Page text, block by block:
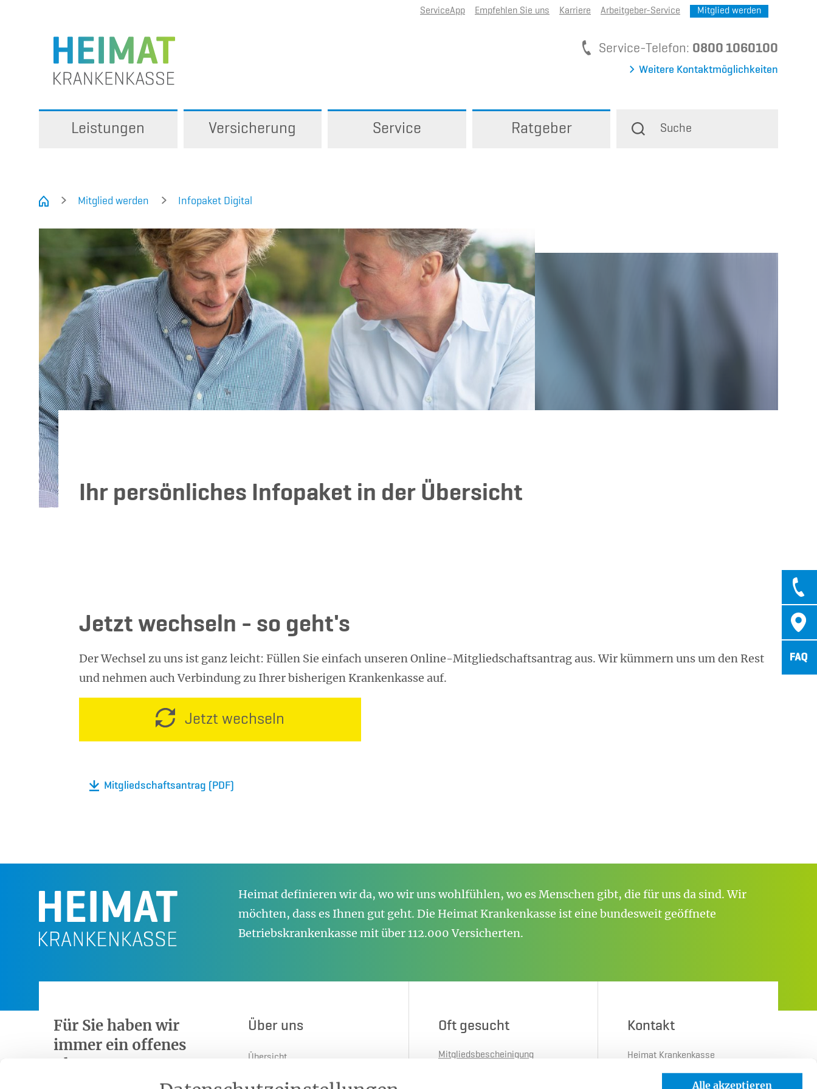
Alle akzeptieren
ServiceApp Empfehlen Sie uns Karriere Arbeitgeber-Service Mitglied werden
Service-Telefon: Service-Telefon
0800 1060100
Weitere Kontaktmöglichkeiten
Leistungen Versicherung Service Ratgeber Suche
Mitglied werden Infopaket Digital
Ihr persönliches Infopaket in der Übersicht
Jetzt wech­seln - so geht's
Der Wechsel zu uns ist ganz leicht: Füllen Sie einfach unseren Online-Mitgliedschaftsantrag aus. Wir kümmern uns um den Rest
und nehmen auch Verbindung zu Ihrer bisherigen Krankenkasse auf.
Jetzt wechseln
Mitgliedschaftsantrag (PDF)
Heimat definieren wir da, wo wir uns wohlfühlen, wo es Menschen gibt, die für uns da sind. Wir
möchten, dass es Ihnen gut geht. Die Heimat Krankenkasse ist eine bundesweit geöffnete
Betriebskrankenkasse mit über 112.000 Versicherten.
Für Sie haben wir
immer ein offenes
Ohr.
Über uns
Übersicht
Oft gesucht
Mitgliedsbescheinigung
Kontakt
Heimat Krankenkasse
Herforder Straße 23
33602 Bielefeld